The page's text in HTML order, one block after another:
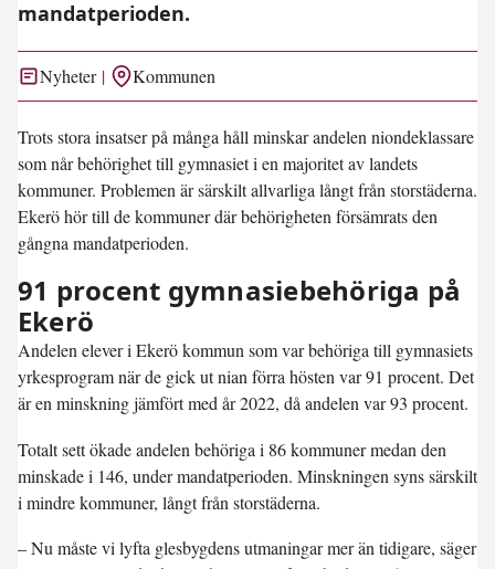
mandatperioden.
Nyheter Kommunen
Trots stora insatser på många håll minskar andelen niondeklassare
som når behörighet till gymnasiet i en majoritet av landets
kommuner. Problemen är särskilt allvarliga långt från storstäderna.
Ekerö hör till de kommuner där behörigheten försämrats den
gångna mandatperioden.
91 procent gymnasiebehöriga på
Ekerö
Andelen elever i Ekerö kommun som var behöriga till gymnasiets
yrkesprogram när de gick ut nian förra hösten var 91 procent. Det
är en minskning jämfört med år 2022, då andelen var 93 procent.
Totalt sett ökade andelen behöriga i 86 kommuner medan den
minskade i 146, under mandatperioden. Minskningen syns särskilt
i mindre kommuner, långt från storstäderna.
– Nu måste vi lyfta glesbygdens utmaningar mer än tidigare, säger